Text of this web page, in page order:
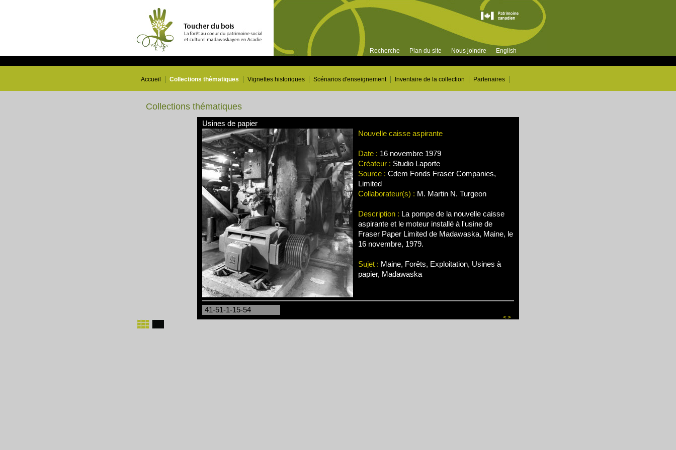
Recherche Plan du site Nous joindre English
Accueil Collections thématiques Vignettes historiques Scénarios d'enseignement Inventaire de la collection Partenaires
Collections thématiques
Usines de papier
Nouvelle caisse aspirante
Date : 16 novembre 1979
Créateur : Studio Laporte
Source : Cdem Fonds Fraser Companies,
Limited
Collaborateur(s) : M. Martin N. Turgeon
Description : La pompe de la nouvelle caisse
aspirante et le moteur installé à l'usine de
Fraser Paper Limited de Madawaska, Maine, le
16 novembre, 1979.
Sujet : Maine, Forêts, Exploitation, Usines à
papier, Madawaska
41-51-1-15-54
<>